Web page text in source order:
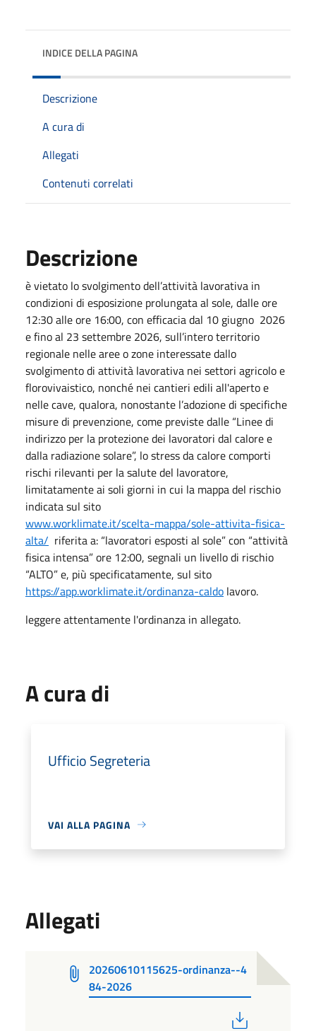
INDICE DELLA PAGINA
Descrizione
A cura di
Allegati
Contenuti correlati
Descrizione
è vietato lo svolgimento dell’attività lavorativa in
condizioni di esposizione prolungata al sole, dalle ore
12:30 alle ore 16:00, con efficacia dal 10 giugno 2026
e fino al 23 settembre 2026, sull’intero territorio
regionale nelle aree o zone interessate dallo
svolgimento di attività lavorativa nei settori agricolo e
florovivaistico, nonché nei cantieri edili all'aperto e
nelle cave, qualora, nonostante l’adozione di specifiche
misure di prevenzione, come previste dalle “Linee di
indirizzo per la protezione dei lavoratori dal calore e
dalla radiazione solare”, lo stress da calore comporti
rischi rilevanti per la salute del lavoratore,
limitatamente ai soli giorni in cui la mappa del rischio
indicata sul sito
www.worklimate.it/scelta-mappa/sole-attivita-fisica-
alta/ riferita a: “lavoratori esposti al sole” con “attività
fisica intensa” ore 12:00, segnali un livello di rischio
“ALTO” e, più specificatamente, sul sito
https://app.worklimate.it/ordinanza-caldo lavoro.
leggere attentamente l'ordinanza in allegato.
A cura di
Ufficio Segreteria
VAI ALLA PAGINA
Allegati
20260610115625-ordinanza--4
84-2026